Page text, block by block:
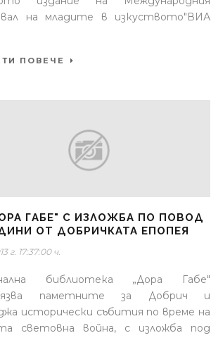
на младите в изкуството"ВИА
ПОВЕЧЕ
ГАБЕ" С ИЗЛОЖБА ПО ПОВОД
ОТ ДОБРИЧКАТА ЕПОПЕЯ
г. 17:37:00 ч.
библиотека „Дора Габе"
паметните за Добрич и
исторически събития по време на
световна война, с изложба под